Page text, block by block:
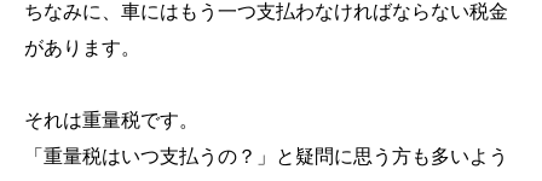
ちなみに、車にはもう一つ支払わなければならない税金
があります。
それは重量税です。
「重量税はいつ支払うの？」と疑問に思う方も多いよう